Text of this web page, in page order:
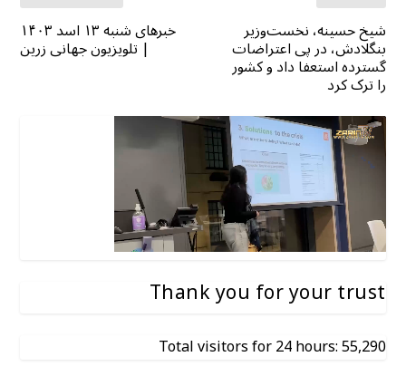
خبرهای شنبه ۱۳ اسد ۱۴۰۳
| تلویزیون جهانی زرین
شیخ حسینه، نخست‌وزیر
بنگلادش، در پی اعتراضات
گسترده استعفا داد و کشور
را ترک کرد
Thank you for your trust
Total visitors for 24 hours: 55,290